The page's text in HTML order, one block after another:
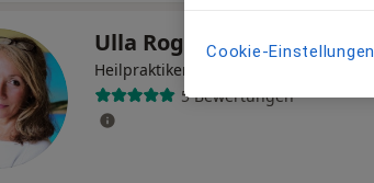
Ulla Rogge-Schöll
Heilpraktikerin
5 Bewertungen
Cookie-Einstellungen